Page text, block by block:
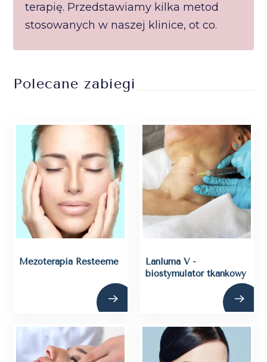
terapię. Przedstawiamy kilka metod
stosowanych w naszej klinice, ot co.
Polecane zabiegi
Mezoterapia Resteeme
Lanluma V -
biostymulator tkankowy